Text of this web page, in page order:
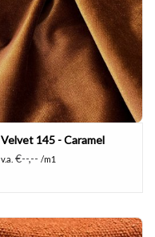
Velvet 145 - Caramel
v.a. €--,-- /m1